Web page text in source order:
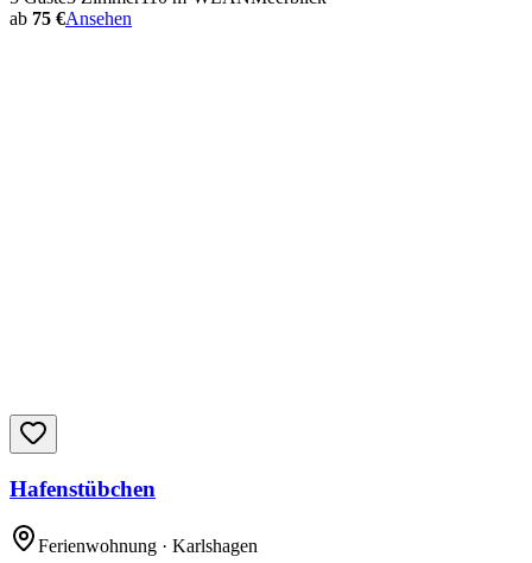
ab 75 €Ansehen
Hafenstübchen
Ferienwohnung · Karlshagen